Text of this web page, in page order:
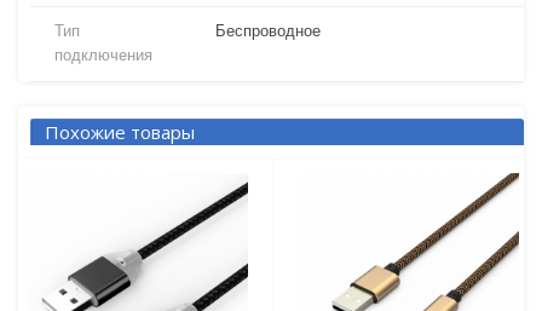
Тип
подключения
Беспроводное
Похожие товары